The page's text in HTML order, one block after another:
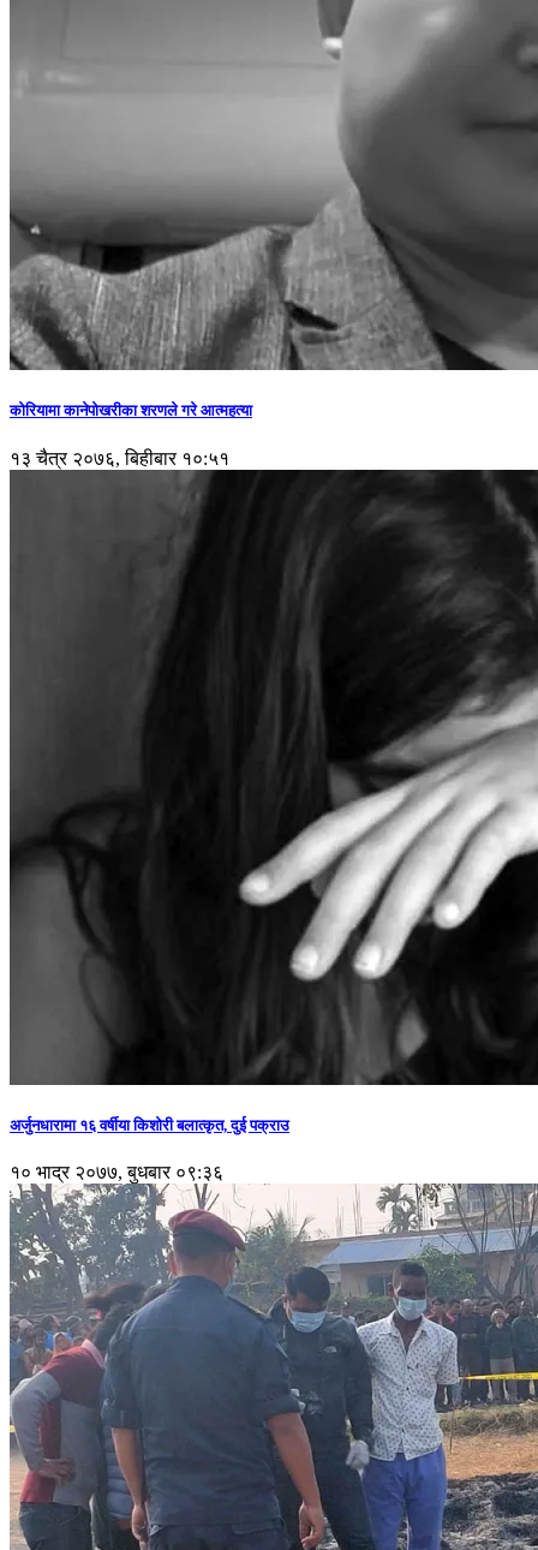
कोरियामा कानेपोखरीका शरणले गरे आत्महत्या
१३ चैत्र २०७६, बिहीबार १०:५१
अर्जुनधारामा १६ वर्षीया किशोरी बलात्कृत, दुई पक्राउ
१० भाद्र २०७७, बुधबार ०९:३६